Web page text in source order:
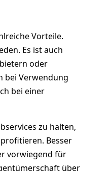
Vorteile.
Es ist auch
oder
bei Verwendung
bei einer
zu halten,
Besser
vorwiegend für
über